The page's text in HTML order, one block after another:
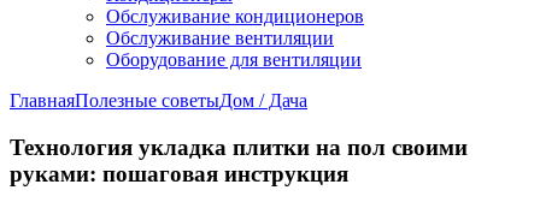
Обслуживание кондиционеров
Обслуживание вентиляции
Оборудование для вентиляции
ГлавнаяПолезные советыДом / Дача
Технология укладка плитки на пол своими
руками: пошаговая инструкция